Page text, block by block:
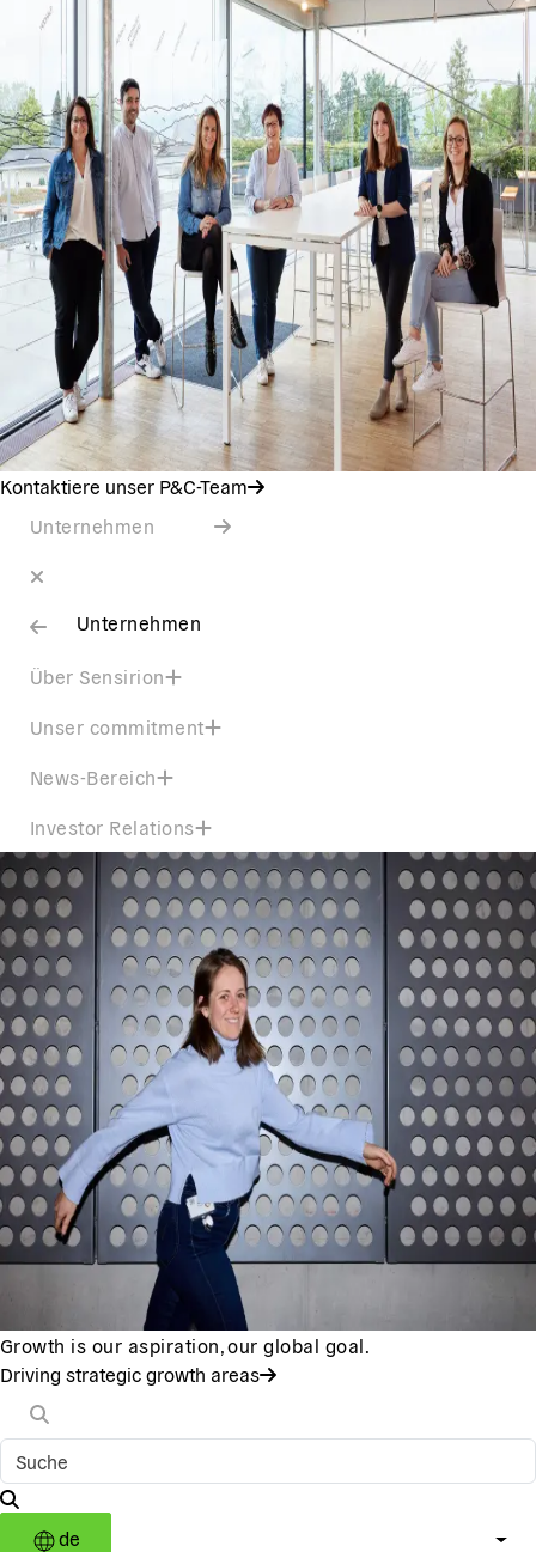
Kontaktiere unser P&C-Team
Unternehmen
Unternehmen
Über Sensirion
Unser commitment
News-Bereich
Investor Relations
Growth is our aspiration, our global goal.
Driving strategic growth areas
de